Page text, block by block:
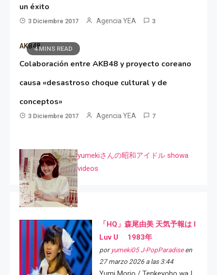
un éxito
3 Diciembre 2017 Agencia YEA 3
4 MINS READ
AKB48
Colaboración entre AKB48 y proyecto coreano
causa «desastroso choque cultural y de
conceptos»
3 Diciembre 2017 Agencia YEA 7
yumekiさんの昭和アイドル showa
videos
「HQ」森尾由美 天気予報は I
Luv U 1983年
por yumeki05 J-PopParadiseen
27 marzo 2026 a las 3:44